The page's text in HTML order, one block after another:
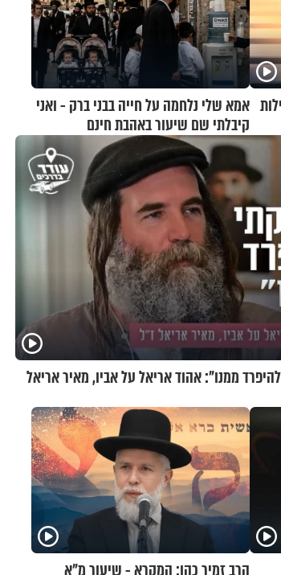
אמא שלי נלחמה על חייה בבני ברק - ואני
קיבלתי שם שיעור באהבת חינם
ממנו": אהוד אריאל על אביו, מאיר אריאל